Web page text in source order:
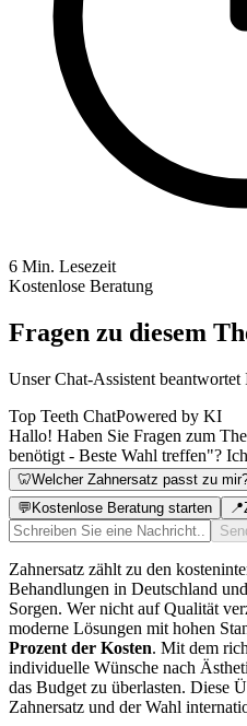
6 Min. Lesezeit
Kostenlose Beratung
Fragen zu diesem
Unser Chat-Assistent
Top Teeth ChatPowered by KI
Hallo! Haben Sie Fragen zum
benötigt - Beste Wahl treffen"?
🦷Welcher Zahnersatz passt zu
💬Kostenlose Beratung starten 📍
Zahnersatz zählt zu den
Behandlungen in Deutschland
Sorgen. Wer nicht auf Qualität
moderne Lösungen mit hohen
Prozent der Kosten. Mit dem
individuelle Wünsche nach
das Budget zu überlasten. Diese
Zahnersatz und der Wahl